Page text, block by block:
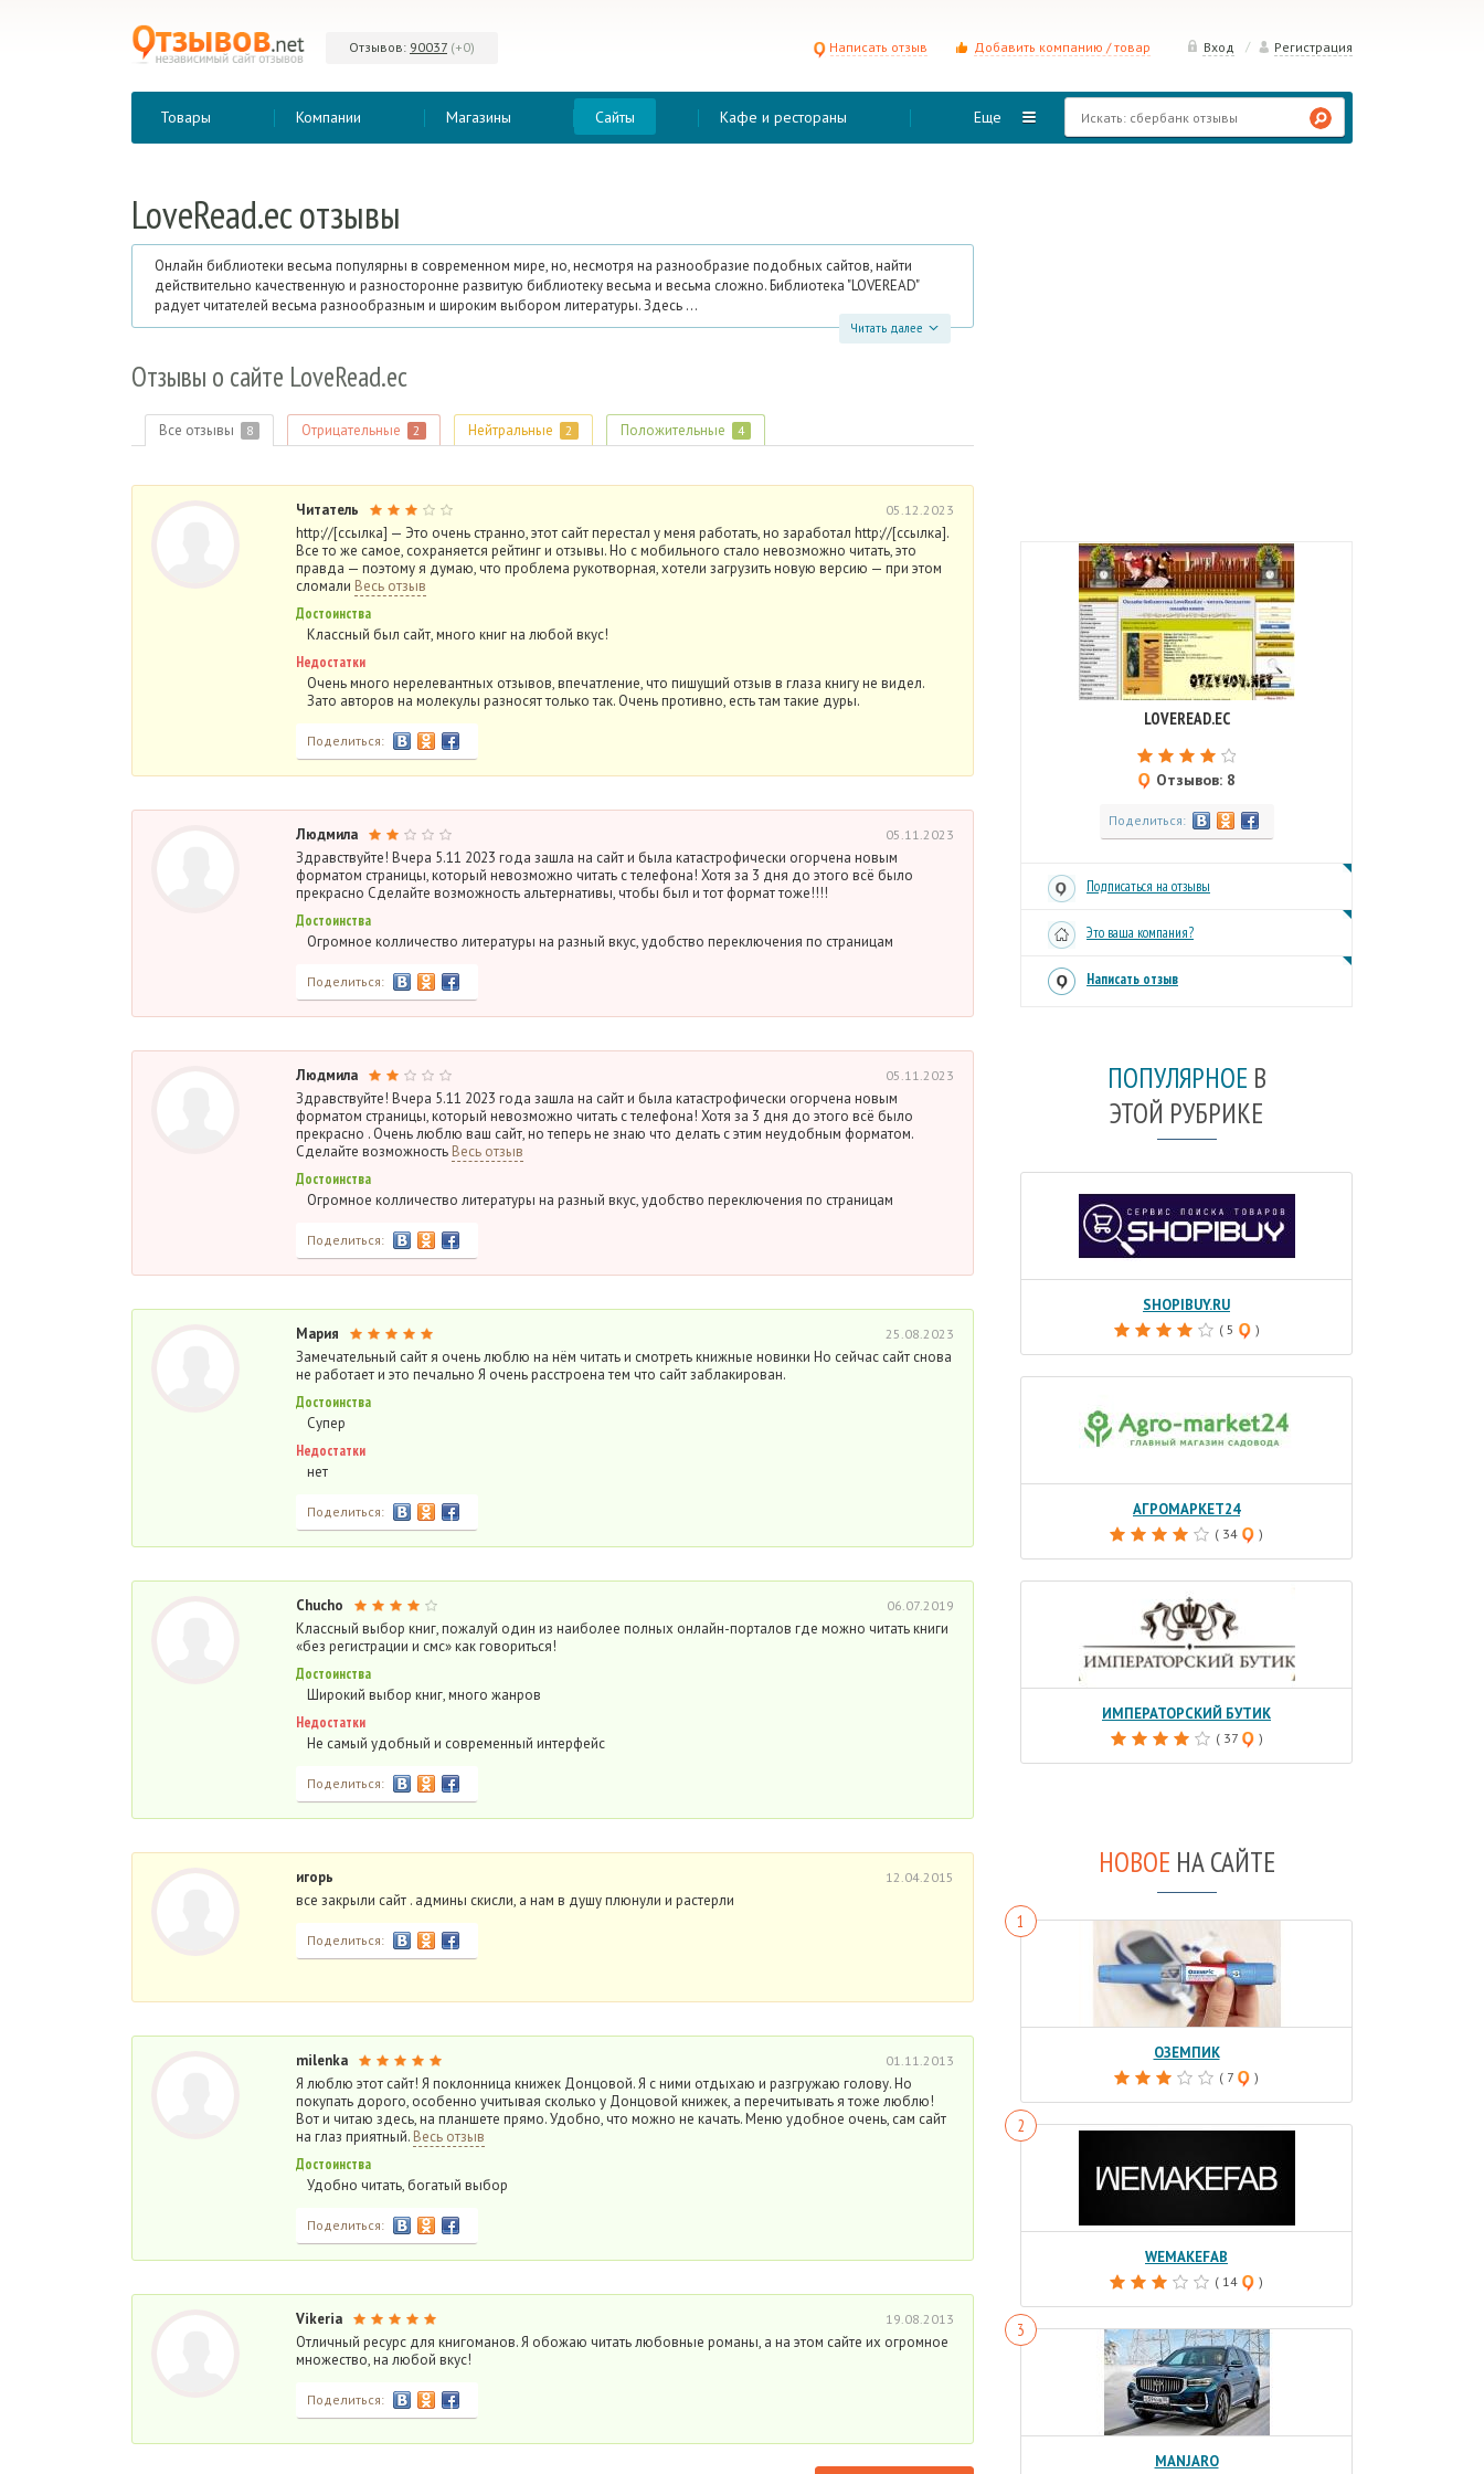
Отзывов: 90037 (+0) Добавить компанию / товар Вход / Регистрация
Написать отзыв
Товары Компании Магазины Сайты Кафе и рестораны Еще
LoveRead.ec отзывы
Онлайн библиотеки весьма популярны в современном мире, но, несмотря на разнообразие подобных сайтов, найти
действительно качественную и разносторонне развитую библиотеку весьма и весьма сложно. Библиотека "LOVEREAD"
радует читателей весьма разнообразным и широким выбором литературы. Здесь ...
Читать далее
Отзывы о сайте LoveRead.ec
Все отзывы 8 Отрицательные 2 Нейтральные 2 Положительные 4
Читатель 05.12.2023
http://[ссылка] — Это очень странно, этот сайт перестал у меня работать, но заработал http://[ссылка].
Все то же самое, сохраняется рейтинг и отзывы. Но с мобильного стало невозможно читать, это
правда — поэтому я думаю, что проблема рукотворная, хотели загрузить новую версию — при этом
сломали Весь отзыв
Достоинства
Классный был сайт, много книг на любой вкус!
Недостатки
Очень много нерелевантных отзывов, впечатление, что пишущий отзыв в глаза книгу не видел.
Зато авторов на молекулы разносят только так. Очень противно, есть там такие дуры.
Поделиться:
Людмила 05.11.2023
Здравствуйте! Вчера 5.11 2023 года зашла на сайт и была катастрофически огорчена новым
форматом страницы, который невозможно читать с телефона! Хотя за 3 дня до этого всё было
прекрасно Сделайте возможность альтернативы, чтобы был и тот формат тоже!!!!
Достоинства
Огромное колличество литературы на разный вкус, удобство переключения по страницам
Поделиться:
Людмила 05.11.2023
Здравствуйте! Вчера 5.11 2023 года зашла на сайт и была катастрофически огорчена новым
форматом страницы, который невозможно читать с телефона! Хотя за 3 дня до этого всё было
прекрасно . Очень люблю ваш сайт, но теперь не знаю что делать с этим неудобным форматом.
Сделайте возможность Весь отзыв
Достоинства
Огромное колличество литературы на разный вкус, удобство переключения по страницам
Поделиться:
Мария 25.08.2023
Замечательный сайт я очень люблю на нём читать и смотреть книжные новинки Но сейчас сайт снова
не работает и это печально Я очень расстроена тем что сайт заблакирован.
Достоинства
Супер
Недостатки
нет
Поделиться:
Chucho 06.07.2019
Классный выбор книг, пожалуй один из наиболее полных онлайн-порталов где можно читать книги
«без регистрации и смс» как говориться!
Достоинства
Широкий выбор книг, много жанров
Недостатки
Не самый удобный и современный интерфейс
Поделиться:
игорь 12.04.2015
все закрыли сайт . админы скисли, а нам в душу плюнули и растерли
Поделиться:
milenka 01.11.2013
Я люблю этот сайт! Я поклонница книжек Донцовой. Я с ними отдыхаю и разгружаю голову. Но
покупать дорого, особенно учитывая сколько у Донцовой книжек, а перечитывать я тоже люблю!
Вот и читаю здесь, на планшете прямо. Удобно, что можно не качать. Меню удобное очень, сам сайт
на глаз приятный. Весь отзыв
Достоинства
Удобно читать, богатый выбор
Поделиться:
Vikeria 19.08.2013
Отличный ресурс для книгоманов. Я обожаю читать любовные романы, а на этом сайте их огромное
множество, на любой вкус!
Поделиться:
LOVEREAD.EC
Отзывов: 8
Поделиться:
Подписаться на отзывы
Это ваша компания?
Написать отзыв
ПОПУЛЯРНОЕ В
ЭТОЙ РУБРИКЕ
SHOPIBUY.RU
( 5 )
АГРОМАРКЕТ24
( 34 )
ИМПЕРАТОРСКИЙ БУТИК
( 37 )
НОВОЕ НА САЙТЕ
ОЗЕМПИК
( 7 )
WEMAKEFAB
( 14 )
MANJARO